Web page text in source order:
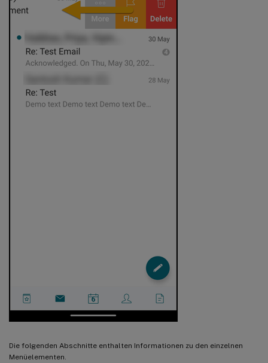
Die folgenden Abschnitte enthalten Informationen zu den einzelnen
Menüelementen.